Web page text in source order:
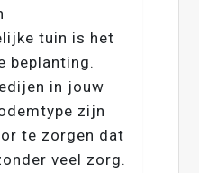
tuin is het
beplanting.
in jouw
zijn
te zorgen dat
veel zorg.